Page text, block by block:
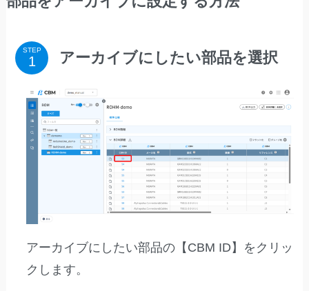
STEP アーカイブにしたい部品を選択
アーカイブにしたい部品の【CBM ID】をクリッ
クします。